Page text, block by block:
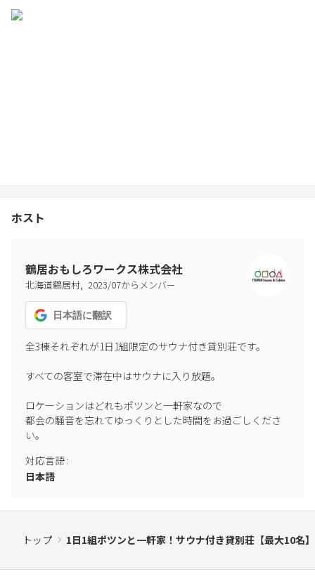
ホスト
鶴居おもしろワークス株式会社
北海道鶴居村, 2023/07からメンバー
日本語に翻訳
全3棟それぞれが1日1組限定のサウナ付き貸別荘です。
すべての客室で滞在中はサウナに入り放題。
ロケーションはどれもポツンと一軒家なので
都会の騒音を忘れてゆっくりとした時間をお過ごしくださ
い。
対応言語 :
日本語
トップ 1日1組ポツンと一軒家！サウナ付き貸別荘【最大10名】